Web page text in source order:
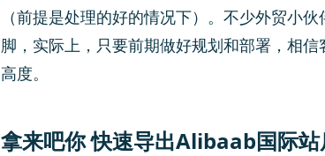
（前提是处理的好的情况下）。不少外贸小
脚，实际上，只要前期做好规划和部署，相
高度。
拿来吧你 快速导出Alibaab国际站